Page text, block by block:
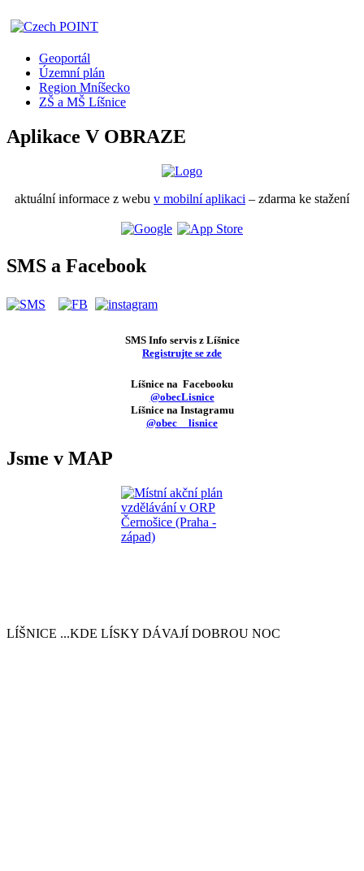
Geoportál
Územní plán
Region Mníšecko
ZŠ a MŠ Líšnice
Aplikace V OBRAZE
aktuální informace z webu v mobilní aplikaci – zdarma ke stažení
SMS a Facebook
SMS Info servis z Líšnice
Registrujte se zde
Líšnice na Facebooku
@obecLisnice
Líšnice na Instagramu
@obec__lisnice
Jsme v MAP
LÍŠNICE ...KDE LÍSKY DÁVAJÍ DOBROU NOC